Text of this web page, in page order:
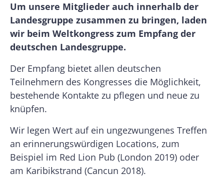
Um unsere Mitglieder auch innerhalb der
Landesgruppe zusammen zu bringen, laden
wir beim Weltkongress zum Empfang der
deutschen Landesgruppe.
Der Empfang bietet allen deutschen
Teilnehmern des Kongresses die Möglichkeit,
bestehende Kontakte zu pflegen und neue zu
knüpfen.
Wir legen Wert auf ein ungezwungenes Treffen
an erinnerungswürdigen Locations, zum
Beispiel im Red Lion Pub (London 2019) oder
am Karibikstrand (Cancun 2018).